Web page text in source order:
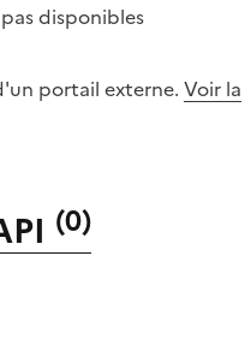
disponibles
portail externe. Voir la
(0)